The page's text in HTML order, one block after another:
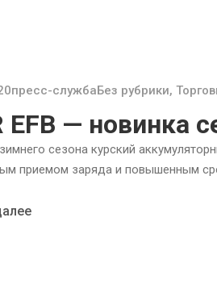
пресс-службаБез рубрики,
EFB — новинка
сезона курский
приемом заряда и повышенным